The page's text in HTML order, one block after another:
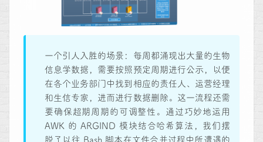
一个引人入胜的场景：每周都涌现出大量的生物
信息学数据，需要按照预定周期进行公示，以便
在各个业务部门中找到相应的责任人、运营经理
和生信专家，进而进行数据删除。这一流程还需
要确保超期周期的可调整性。通过巧妙地运用
AWK 的 ARGIND 模块结合哈希算法，我们摆
脱了以往 Bash 脚本在文件合并过程中所遭遇的